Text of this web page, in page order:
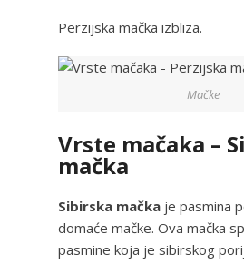
Perzijska mačka izbliza.
Mačke
Vrste mačaka –
mačka
Sibirska mačka je pasmina
domaće mačke. Ova mačka
pasmine koja je sibirskog